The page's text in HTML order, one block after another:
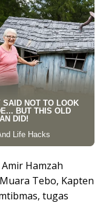
Hamzah
Tebo, Kapten
tugas